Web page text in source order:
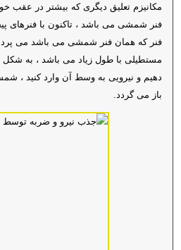
مکانیزم تعلیق دیگری که بیشتر در عقب
فنر شمشی می باشد ، تاکنون با فنرهای
فنر که همان فنر شمشی می باشد می
مستطیلی با طول زیاد می باشد ، به شکل
دهیم و نیرویی به وسط آن وارد کنید ،
باز می گردد.